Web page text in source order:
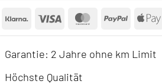
Klarna Visa MasterCard
PayPal
Garantie: 2 Jahre ohne km Limit
Höchste Qualität